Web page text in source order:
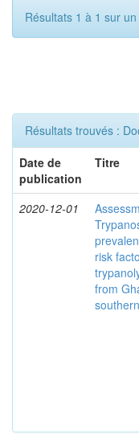
Résultats 1 à 1 sur
Résultats trouvés :
Date de
publication
Titre
2020-12-01
risk
from